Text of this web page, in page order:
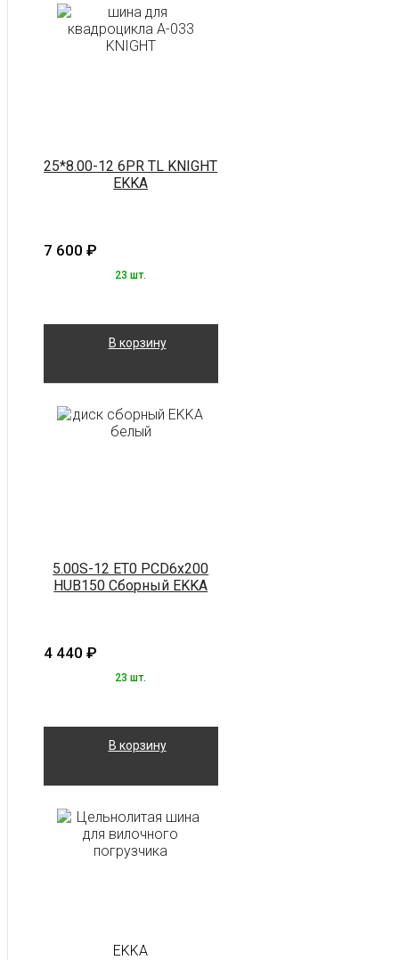
25*8.00-12 6PR TL KNIGHT
EKKA
7 600 ₽
23 шт.
В корзину
5.00S-12 ET0 PCD6x200
HUB150 Сборный EKKA
4 440 ₽
23 шт.
В корзину
EKKA